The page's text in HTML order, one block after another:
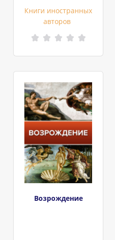
Книги иностранных
авторов
Возрождение